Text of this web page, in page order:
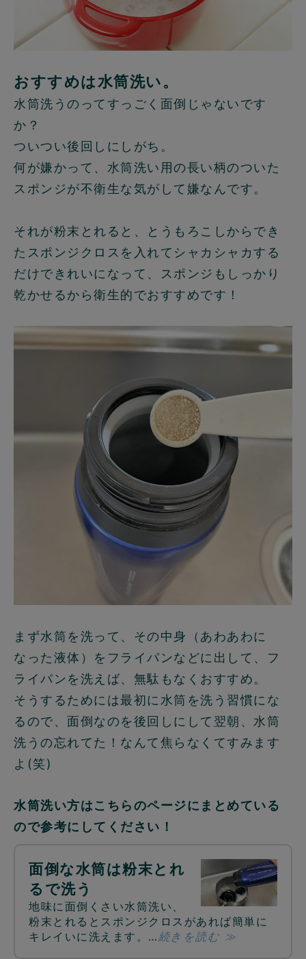
おすすめは水筒洗い。
水筒洗うのってすっごく面倒じゃないです
か？
ついつい後回しにしがち。
何が嫌かって、水筒洗い用の長い柄のついた
スポンジが不衛生な気がして嫌なんです。
それが粉末とれると、とうもろこしからでき
たスポンジクロスを入れてシャカシャカする
だけできれいになって、スポンジもしっかり
乾かせるから衛生的でおすすめです！
まず水筒を洗って、その中身（あわあわに
なった液体）をフライパンなどに出して、フ
ライパンを洗えば、無駄もなくおすすめ。
そうするためには最初に水筒を洗う習慣にな
るので、面倒なのを後回しにして翌朝、水筒
洗うの忘れてた！なんて焦らなくてすみます
よ(笑)
水筒洗い方はこちらのページにまとめている
ので参考にしてください！
面倒な水筒は粉末とれ
るで洗う
地味に面倒くさい水筒洗い、
粉末とれるとスポンジクロスがあれば簡単に
キレイいに洗えます。… 続きを読む ≫